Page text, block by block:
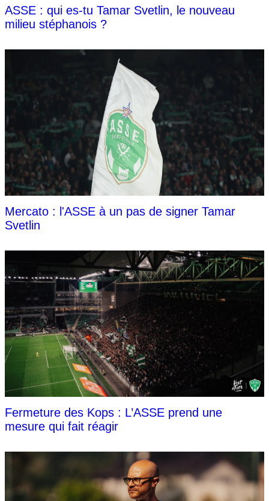
ASSE : qui es-tu Tamar Svetlin, le nouveau
milieu stéphanois ?
Mercato : l'ASSE à un pas de signer Tamar
Svetlin
Fermeture des Kops : L’ASSE prend une
mesure qui fait réagir